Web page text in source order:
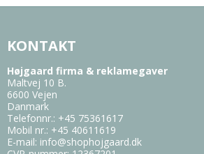
KONTAKT
Højgaard firma & reklamegaver
Maltvej 10 B.
6600 Vejen
Danmark
Telefonnr.: +45 75361617
Mobil nr.: +45 40611619
E-mail: info@shophojgaard.dk